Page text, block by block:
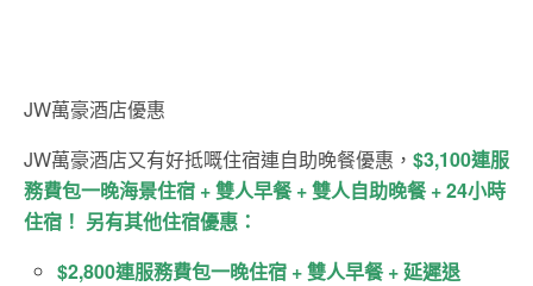
JW萬豪酒店優惠
JW萬豪酒店又有好抵嘅住宿連自助晚餐優惠， $3,100連服
務費包一晚海景住宿 + 雙人早餐 + 雙人自助晚餐 + 24小時
住宿！ 另有其他住宿優惠：
$2,800連服務費包一晚住宿 + 雙人早餐 + 延遲退